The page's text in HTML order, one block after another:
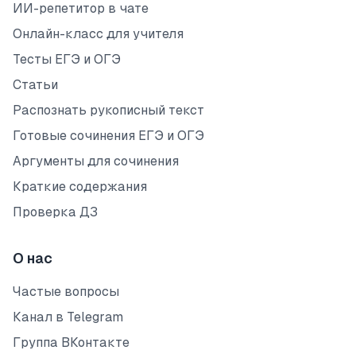
ИИ-репетитор в чате
Онлайн-класс для учителя
Тесты ЕГЭ и ОГЭ
Статьи
Распознать рукописный текст
Готовые сочинения ЕГЭ и ОГЭ
Аргументы для сочинения
Краткие содержания
Проверка ДЗ
О нас
Частые вопросы
Канал в Telegram
Группа ВКонтакте